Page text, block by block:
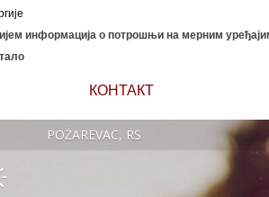
информација о потрошњи на мерним
КОНТАКТ
POŽAREVAC, RS